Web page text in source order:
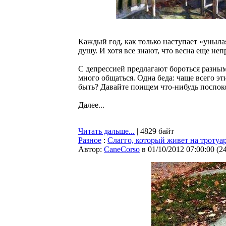
Каждый год, как только наступает
душу. И хотя все знают, что весна еще
С депрессией предлагают бороться
много общаться. Одна беда: чаще всего
быть? Давайте поищем что-нибудь
Далее...
Читать дальше... | 4829 байт
Разное : Слагго, который живет на
Автор: CaneCorso в 01/10/2012 07:00:00 (